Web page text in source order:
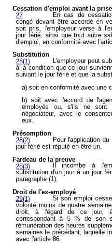
Cessation d'emploi avant la
27
En cas de
congé devant être accordé en
soit pris, l'employeur verse à
jour férié, ainsi que tout autre
d'emploi, en conformité avec
Substitution
28(1)
L'employeur peut
à la condition que ce jour
suivant le jour férié et que la
a) soit en conformité avec une
b) soit avec l'accord de
employés ou, s'ils ne sont
négociateur, avec le
eux.
Présomption
28(2)
Pour l'application
jour férié est réputé en être un.
Fardeau de la preuve
28(3)
Il incombe à
substitution d'un jour à un jour
paragraphe (1).
Droit de l'ex-employé
29(1)
Si son emploi
volonté moins de quatre
droit, à l'égard de ce jour,
correspondant à 5 % de son
rémunération des heures
semaines le précédant, laquelle
avec l'article 86.